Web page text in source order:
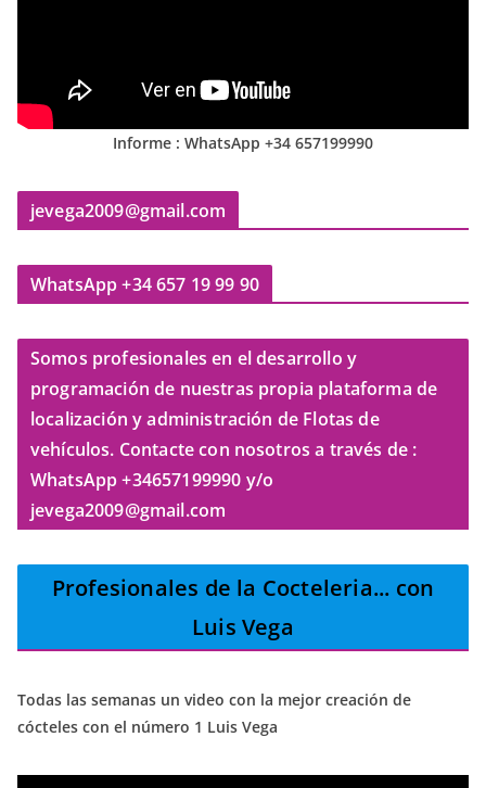
Informe : WhatsApp +34 657199990
jevega2009@gmail.com
WhatsApp +34 657 19 99 90
Somos profesionales en el desarrollo y
programación de nuestras propia plataforma de
localización y administración de Flotas de
vehículos. Contacte con nosotros a través de :
WhatsApp +34657199990 y/o
jevega2009@gmail.com
Profesionales de la Cocteleria... con
Luis Vega
Todas las semanas un video con la mejor creación de
cócteles con el número 1 Luis Vega